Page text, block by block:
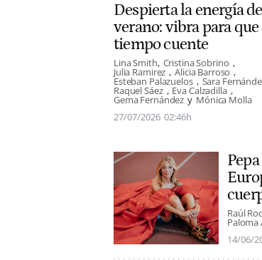
Despierta la energía
verano: vibra para que
tiempo cuente
Lina Smith Cristina Sobrino
Julia Ramirez Alicia Barroso
Esteban Palazuelos Sara
Raquel Sáez Eva Calzadilla
Gema Fernández
Mónica Molla
27/07/2026 02:46h
Raúl
Paloma
14/06/